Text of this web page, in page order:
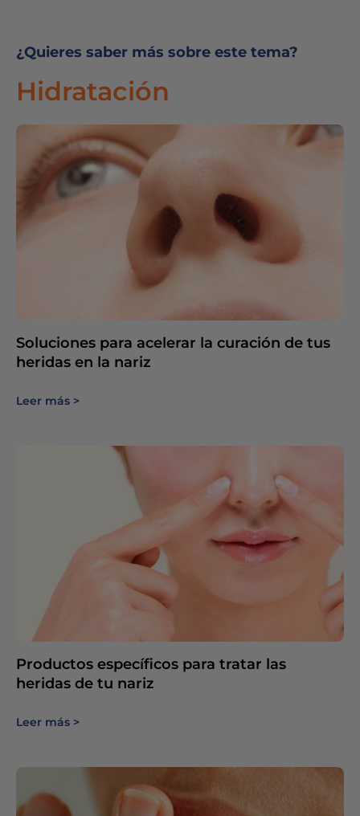
¿Quieres saber más sobre este tema?
Hidratación
Soluciones para acelerar la curación de tus
heridas en la nariz
Leer más
Productos específicos para tratar las
heridas de tu nariz
Leer más